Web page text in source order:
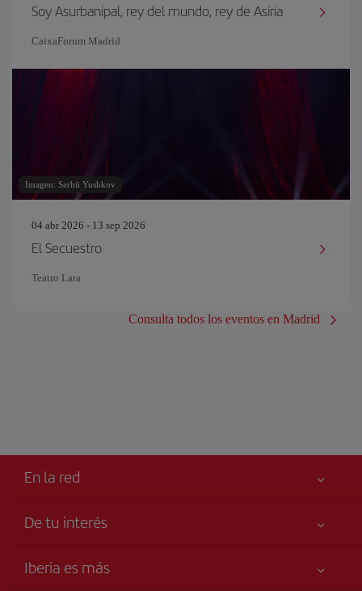
Soy Asurbanipal, rey del mundo, rey de Asiria
CaixaForum Madrid
Imagen: Serhii Yushkov
04 abr 2026 - 13 sep 2026
El Secuestro
Teatro Lara
Consulta todos los eventos en Madrid
En la red
De tu interés
Accesibilidad
Iberia es más